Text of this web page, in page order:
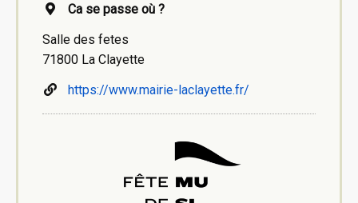
Ca se passe où ?
Salle des fetes
71800 La Clayette
https://www.mairie-laclayette.fr/